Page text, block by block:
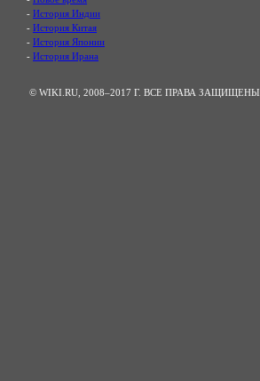
- История Индии
- История Китая
- История Японии
- История Ирана
© WIKI.RU, 2008–2017 Г. ВСЕ ПРАВА ЗАЩИЩЕНЫ.